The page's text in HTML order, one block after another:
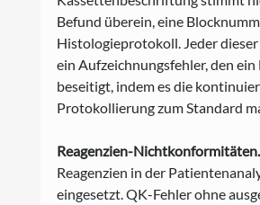
Befund überein, eine
Histologieprotokoll. Jeder
ein Aufzeichnungsfehler, den ein
beseitigt, indem es die
Protokollierung zum Standard
Reagenzien-Nichtkonformitäten.
Reagenzien in der
eingesetzt. QK-Fehler ohne